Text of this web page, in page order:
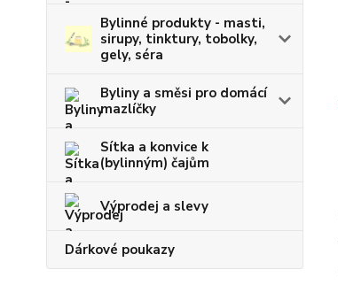
Bylinné produkty - masti,
sirupy, tinktury, tobolky,
gely, séra
Byliny a směsi pro domácí
mazlíčky
Sítka a konvice k
(bylinným) čajům
Výprodej a slevy
Dárkové poukazy